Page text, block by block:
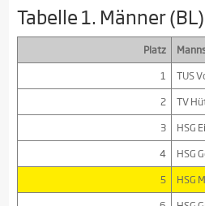
Tabelle 1. Männer (BL)
Platz
1
TUS
2
TV
3
HSG
4
HSG
5
HSG